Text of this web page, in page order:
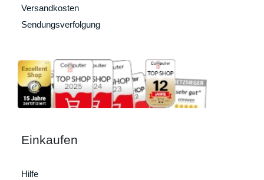
Versandkosten
Sendungsverfolgung
Einkaufen
Hilfe